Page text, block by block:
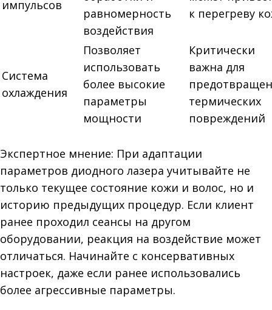
импульсов
равномерность
воздействия
к перегреву
Система
охлаждения
Позволяет
использовать
более высокие
параметры
мощности
Критически
важна для
термических
повреждений
Экспертное мнение: При адаптации
параметров диодного лазера учитывайте не
только текущее состояние кожи и волос, но и
историю предыдущих процедур. Если клиент
ранее проходил сеансы на другом
оборудовании, реакция на воздействие может
отличаться. Начинайте с консервативных
настроек, даже если ранее использовались
более агрессивные параметры.